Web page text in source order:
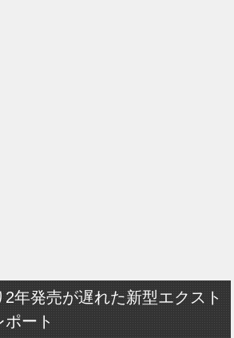
2年発売が遅れた新型エクスト
ート